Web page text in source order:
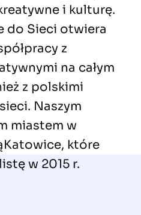
i kulturę.
do Sieci otwiera
z
na całym
z polskimi
Naszym
miastem w
które
w 2015 r.